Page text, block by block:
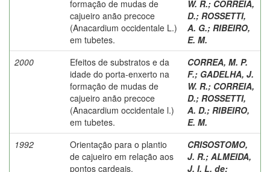
formação de mudas de
cajueiro anão precoce
(Anacardium occidentale L.)
em tubetes.
W. R.; CORREIA,
D.; ROSSETTI,
A. G.; RIBEIRO,
E. M.
2000
Efeitos de substratos e da
idade do porta-enxerto na
formação de mudas de
cajueiro anão precoce
(Anacardium occidentale l.)
em tubetes.
CORREA, M. P.
F.; GADELHA, J.
W. R.; CORREIA,
D.; ROSSETTI,
A. D.; RIBEIRO,
E. M.
1992
Orientação para o plantio
de cajueiro em relação aos
pontos cardeais.
CRISOSTOMO,
J. R.; ALMEIDA,
J. I. L. de;